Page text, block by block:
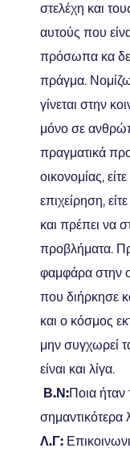
στελέχη και
αυτούς που
πρόσωπα κα
πράγμα. Νομίζω
γίνεται στην
μόνο σε
πραγματικά
οικονομίας, είτε
επιχείρηση,
και πρέπει να
προβλήματα.
φαμφάρα στην
που διήρκησε
και ο κόσμος
μην συγχωρεί
είναι και λίγα.
Β.Ν:Ποια ήταν
σημαντικότερα
Λ.Γ: